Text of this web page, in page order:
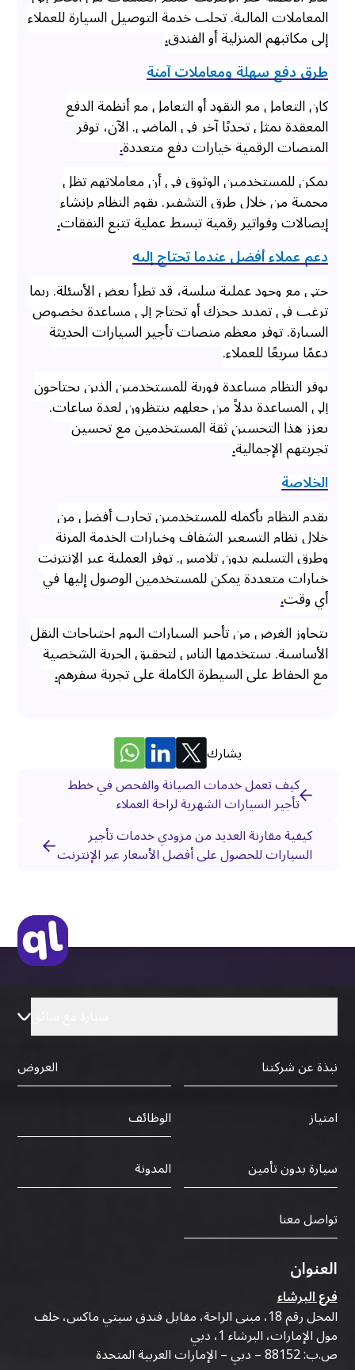
المعاملات المالية. تجلب خدمة التوصيل السيارة للعملاء
إلى مكاتبهم المنزلية أو الفندق.
طرق دفع سهلة ومعاملات آمنة
كان التعامل مع النقود أو التعامل مع أنظمة الدفع
المعقدة يمثل تحديًا آخر في الماضي. الآن، توفر
المنصات الرقمية خيارات دفع متعددة.
يمكن للمستخدمين الوثوق في أن معاملاتهم تظل
محمية من خلال طرق التشفير. يقوم النظام بإنشاء
إيصالات وفواتير رقمية تبسط عملية تتبع النفقات.
دعم عملاء أفضل عندما تحتاج إليه
حتى مع وجود عملية سلسة، قد تطرأ بعض الأسئلة. ربما
ترغب في تمديد حجزك أو تحتاج إلى مساعدة بخصوص
السيارة. توفر معظم منصات تأجير السيارات الحديثة
دعمًا سريعًا للعملاء.
يوفر النظام مساعدة فورية للمستخدمين الذين يحتاجون
إلى المساعدة بدلاً من جعلهم ينتظرون لعدة ساعات.
يعزز هذا التحسين ثقة المستخدمين مع تحسين
تجربتهم الإجمالية.
الخلاصة
يقدم النظام بأكمله للمستخدمين تجارب أفضل من
خلال نظام التسعير الشفاف وخيارات الخدمة المرنة
وطرق التسليم بدون تلامس. توفر العملية عبر الإنترنت
خيارات متعددة يمكن للمستخدمين الوصول إليها في
أي وقت.
يتجاوز الغرض من تأجير السيارات اليوم احتياجات النقل
الأساسية. يستخدمها الناس لتحقيق الحرية الشخصية
مع الحفاظ على السيطرة الكاملة على تجربة سفرهم.
يشارك
كيف تعمل خدمات الصيانة والفحص في خطط
تأجير السيارات الشهرية لراحة العملاء
كيفية مقارنة العديد من مزودي خدمات تأجير
السيارات للحصول على أفضل الأسعار عبر الإنترنت
نبذة عن شركتنا
العروض
امتياز
الوظائف
سيارة بدون تأمين
المدونة
تواصل معنا
العنوان
فرع البرشاء
المحل رقم 18، مبنى الراحة، مقابل فندق سيتي ماكس، خلف
مول الإمارات، البرشاء 1، دبي
ص.ب: 88152 – دبي – الإمارات العربية المتحدة